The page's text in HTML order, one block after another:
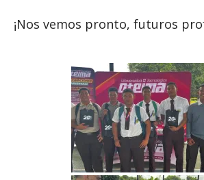
¡Nos vemos pronto, futuros